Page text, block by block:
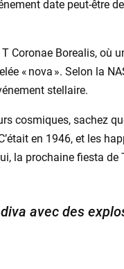
date peut-être
Coronae Borealis, où
« nova ». Selon la
stellaire.
cosmiques, sachez
en 1946, et les
la prochaine fiesta
avec des